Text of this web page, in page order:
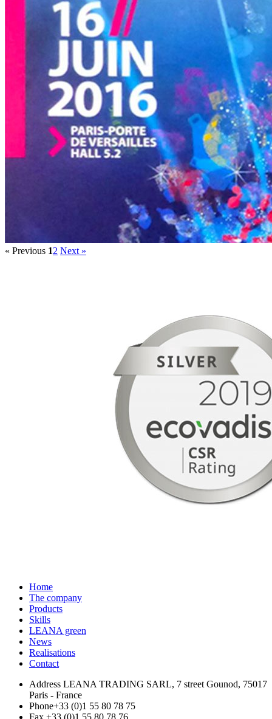
« Previous 12 Next »
Home
The company
Products
Skills
LEANA green
News
Realisations
Contact
Address LEANA TRADING SARL, 7 street Gounod, 75017
Paris - France
Phone+33 (0)1 55 80 78 75